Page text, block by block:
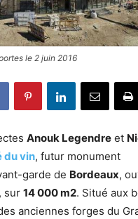
le 2 juin 2016
Anouk Legendre et
du vin, futur monument
garde de Bordeaux,
, sur 14 000 m2. Situé aux
anciennes forges du